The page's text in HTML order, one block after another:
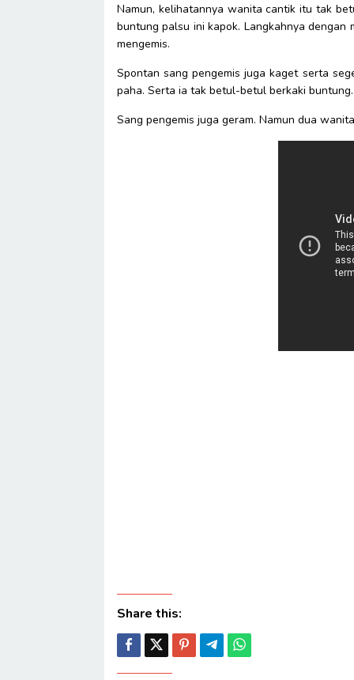
Namun, kelihatannya wanita cantik itu tak
buntung palsu ini kapok. Langkahnya dengan
mengemis.
Spontan sang pengemis juga kaget serta
paha. Serta ia tak betul-betul berkaki
Sang pengemis juga geram. Namun dua
Share this: